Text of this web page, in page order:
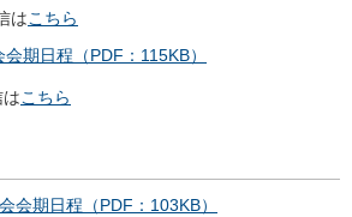
はこちら
期日程（PDF：115KB）
こちら
会期日程（PDF：103KB）